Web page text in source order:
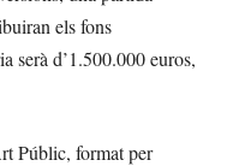
els fons
serà d’1.500.000 euros,
Públic, format per